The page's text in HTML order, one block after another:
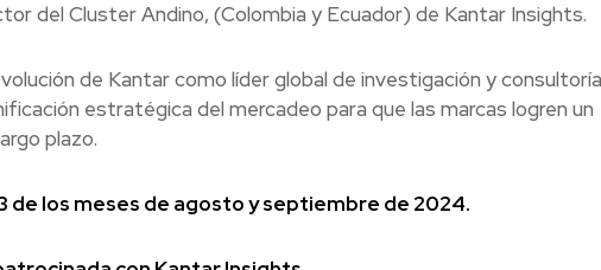
del Cluster Andino, (Colombia y Ecuador) de Kantar Insights.
de Kantar como líder global de investigación y
estratégica del mercadeo para que las marcas logren un
plazo.
de los meses de agosto y septiembre de 2024.